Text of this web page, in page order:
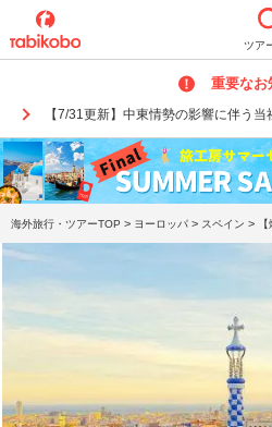
ツア
重要なお
【7/31更新】中東情勢の影響に伴う
海外旅行・ツアーTOP > ヨーロッパ > スペイン >